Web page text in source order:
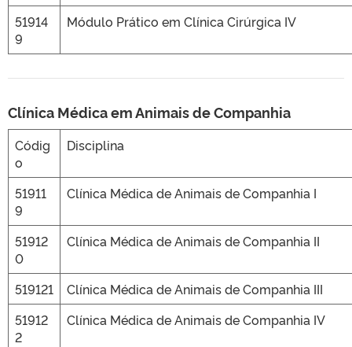
51914
9
Módulo Prático em Clínica Cirúrgica IV
Clínica Médica em Animais de Companhia
Códig
o
Disciplina
51911
9
Clínica Médica de Animais de Companhia I
51912
0
Clínica Médica de Animais de Companhia II
519121
Clínica Médica de Animais de Companhia III
51912
2
Clínica Médica de Animais de Companhia IV